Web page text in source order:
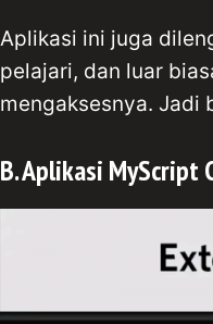
Aplikasi ini juga
pelajari, dan luar
mengaksesnya. Jadi
B. Aplikasi MyScript